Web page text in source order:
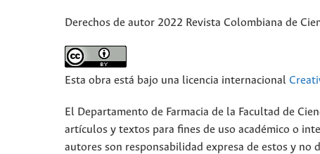
Derechos de autor 2022 Revista Colombiana de
Esta obra está bajo una licencia internacional
El Departamento de Farmacia de la Facultad de
artículos y textos para fines de uso académico o
autores son responsabilidad expresa de estos y no